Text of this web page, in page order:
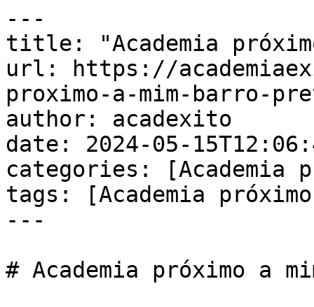
---
title: "Academia
url: https://
proximo-a-mim-barro-
author: acadexito
date: 2024-05-
categories: [Academia
tags: [Academia
---
# Academia próximo a